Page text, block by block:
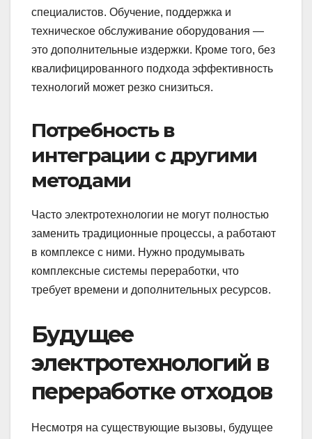
специалистов. Обучение, поддержка и
техническое обслуживание оборудования —
это дополнительные издержки. Кроме того, без
квалифицированного подхода эффективность
технологий может резко снизиться.
Потребность в
интеграции с другими
методами
Часто электротехнологии не могут полностью
заменить традиционные процессы, а работают
в комплексе с ними. Нужно продумывать
комплексные системы переработки, что
требует времени и дополнительных ресурсов.
Будущее
электротехнологий в
переработке отходов
Несмотря на существующие вызовы, будущее